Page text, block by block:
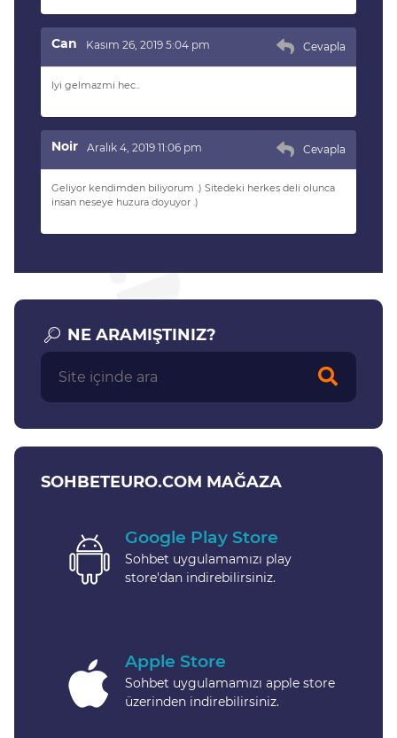
Can Kasım 26, 2019 5:04 pm Cevapla
Iyi gelmazmi hec..
Noir Aralık 4, 2019 11:06 pm Cevapla
Geliyor kendimden biliyorum .) Sitedeki herkes deli olunca
insan neseye huzura doyuyor .)
NE ARAMIŞTINIZ?
SOHBETEURO.COM MAĞAZA
Google Play Store
Sohbet uygulamamızı play
store'dan indirebilirsiniz.
Apple Store
Sohbet uygulamamızı apple store
üzerinden indirebilirsiniz.